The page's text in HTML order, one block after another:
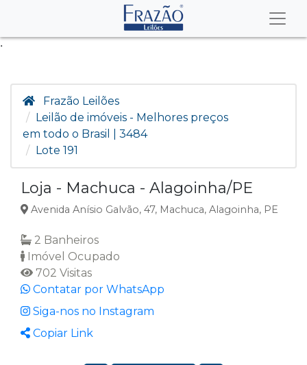
.
Frazão Leilões
Leilão de imóveis - Melhores preços
em todo o Brasil | 3484
Lote 191
Loja - Machuca - Alagoinha/PE
Avenida Anísio Galvão, 47, Machuca, Alagoinha, PE
2 Banheiros
Imóvel Ocupado
702 Visitas
Contatar por WhatsApp
Siga-nos no Instagram
Copiar Link